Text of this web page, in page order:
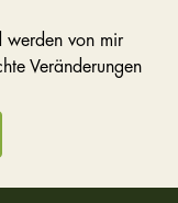
werden von mir
Veränderungen